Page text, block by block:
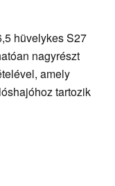
hüvelykes S27
nagyrészt
amely
tartozik